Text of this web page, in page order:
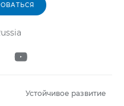

Устойчивое развитие